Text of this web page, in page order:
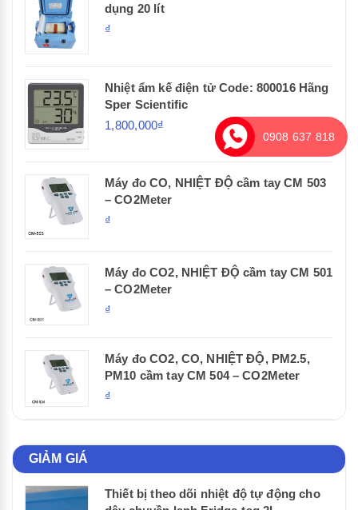
dụng 20 lít
₫
Nhiệt ẩm kế điện tử Code: 800016 Hãng
Sper Scientific
1,800,000₫
Máy đo CO, NHIỆT ĐỘ cầm tay CM 503
– CO2Meter
₫
Máy đo CO2, NHIỆT ĐỘ cầm tay CM 501
– CO2Meter
₫
Máy đo CO2, CO, NHIỆT ĐỘ, PM2.5,
PM10 cầm tay CM 504 – CO2Meter
₫
GIẢM GIÁ
Thiết bị theo dõi nhiệt độ tự động cho
0908 637 818